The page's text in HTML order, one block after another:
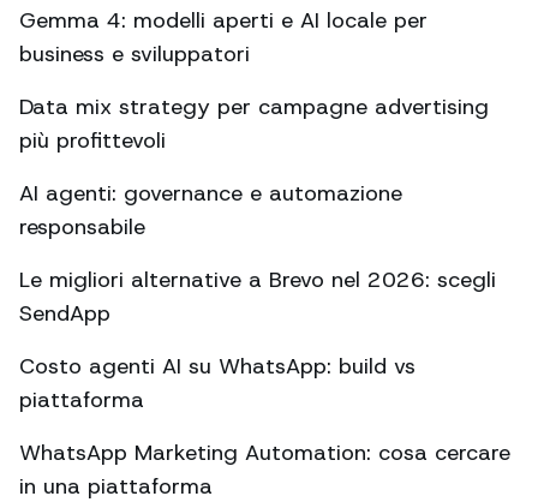
Gemma 4: modelli aperti e AI locale per
business e sviluppatori
Data mix strategy per campagne advertising
più profittevoli
AI agenti: governance e automazione
responsabile
Le migliori alternative a Brevo nel 2026: scegli
SendApp
Costo agenti AI su WhatsApp: build vs
piattaforma
WhatsApp Marketing Automation: cosa cercare
in una piattaforma